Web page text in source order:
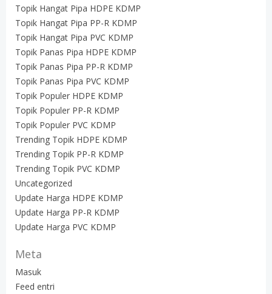
Topik Hangat Pipa HDPE KDMP
Topik Hangat Pipa PP-R KDMP
Topik Hangat Pipa PVC KDMP
Topik Panas Pipa HDPE KDMP
Topik Panas Pipa PP-R KDMP
Topik Panas Pipa PVC KDMP
Topik Populer HDPE KDMP
Topik Populer PP-R KDMP
Topik Populer PVC KDMP
Trending Topik HDPE KDMP
Trending Topik PP-R KDMP
Trending Topik PVC KDMP
Uncategorized
Update Harga HDPE KDMP
Update Harga PP-R KDMP
Update Harga PVC KDMP
Meta
Masuk
Feed entri